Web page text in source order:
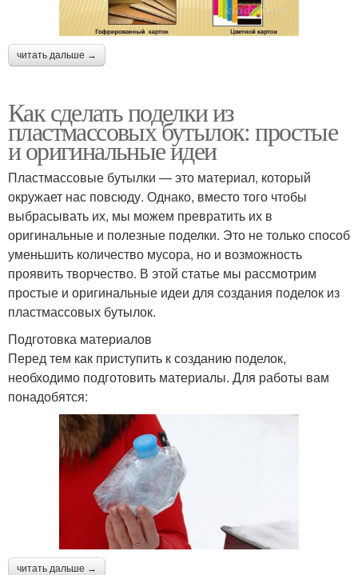
читать дальше →
Как сделать поделки из
пластмассовых бутылок: простые
и оригинальные идеи
Пластмассовые бутылки — это материал, который
окружает нас повсюду. Однако, вместо того чтобы
выбрасывать их, мы можем превратить их в
оригинальные и полезные поделки. Это не только способ
уменьшить количество мусора, но и возможность
проявить творчество. В этой статье мы рассмотрим
простые и оригинальные идеи для создания поделок из
пластмассовых бутылок.
Подготовка материалов
Перед тем как приступить к созданию поделок,
необходимо подготовить материалы. Для работы вам
понадобятся:
читать дальше →